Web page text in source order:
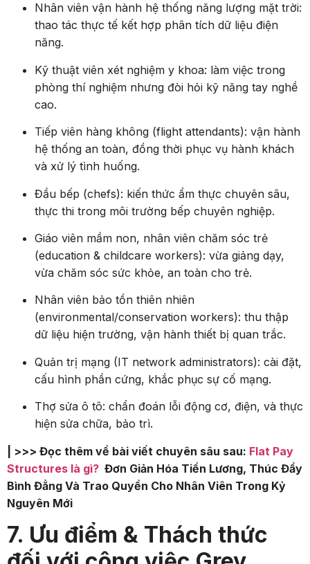
Nhân viên vận hành hệ thống năng lượng mặt trời:
thao tác thực tế kết hợp phân tích dữ liệu điện
năng.
Kỹ thuật viên xét nghiệm y khoa: làm việc trong
phòng thí nghiệm nhưng đòi hỏi kỹ năng tay nghề
cao.
Tiếp viên hàng không (flight attendants): vận hành
hệ thống an toàn, đồng thời phục vụ hành khách
và xử lý tình huống.
Đầu bếp (chefs): kiến thức ẩm thực chuyên sâu,
thực thi trong môi trường bếp chuyên nghiệp.
Giáo viên mầm non, nhân viên chăm sóc trẻ
(education & childcare workers): vừa giảng dạy,
vừa chăm sóc sức khỏe, an toàn cho trẻ.
Nhân viên bảo tồn thiên nhiên
(environmental/conservation workers): thu thập
dữ liệu hiện trường, vận hành thiết bị quan trắc.
Quản trị mạng (IT network administrators): cài đặt,
cấu hình phần cứng, khắc phục sự cố mạng.
Thợ sửa ô tô: chẩn đoán lỗi động cơ, điện, và thực
hiện sửa chữa, bảo trì.
| >>> Đọc thêm về bài viết chuyên sâu sau: Flat Pay
Structures là gì? Đơn Giản Hóa Tiền Lương, Thúc Đẩy
Bình Đẳng Và Trao Quyền Cho Nhân Viên Trong Kỷ
Nguyên Mới
7. Ưu điểm & Thách thức